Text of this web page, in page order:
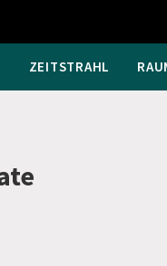
ZEITSTRAHL